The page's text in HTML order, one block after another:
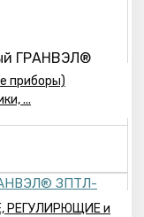
приборы)
...
РЕГУЛИРЮЩИЕ и
ГРАНВЭЛ®
PN16,